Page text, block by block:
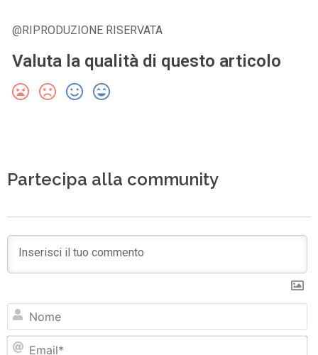
@RIPRODUZIONE RISERVATA
Valuta la qualità di questo articolo
Partecipa alla community